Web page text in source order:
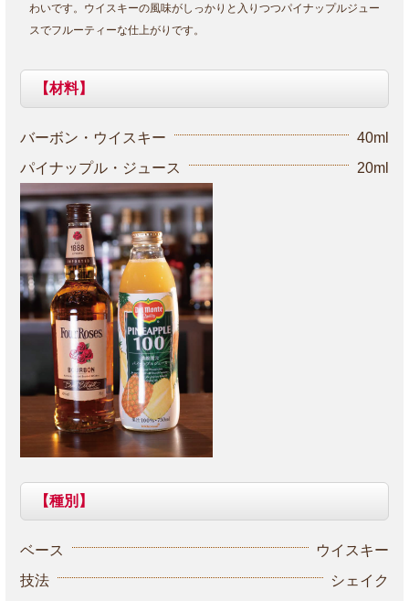
わいです。ウイスキーの風味がしっかりと入りつつパイナップルジュー
スでフルーティーな仕上がりです。
【材料】
バーボン・ウイスキー
40ml
パイナップル・ジュース
20ml
【種別】
ベース
ウイスキー
技法
シェイク